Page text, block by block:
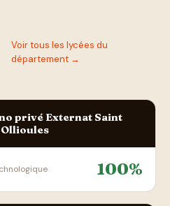
Voir tous les lycées du
département →
privé Externat Saint
Ollioules
100%